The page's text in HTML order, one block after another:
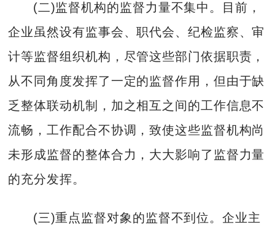
(二)监督机构的监督力量不集中。目前，
企业虽然设有监事会、职代会、纪检监察、审
计等监督组织机构，尽管这些部门依据职责，
从不同角度发挥了一定的监督作用，但由于缺
乏整体联动机制，加之相互之间的工作信息不
流畅，工作配合不协调，致使这些监督机构尚
未形成监督的整体合力，大大影响了监督力量
的充分发挥。
(三)重点监督对象的监督不到位。企业主